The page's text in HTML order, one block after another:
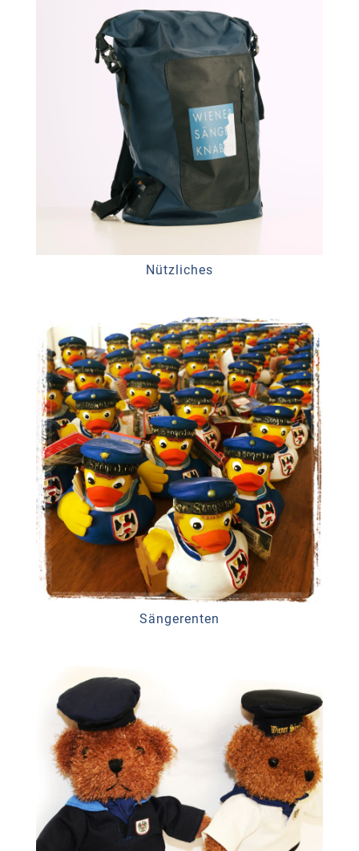
Nützliches
Sängerenten